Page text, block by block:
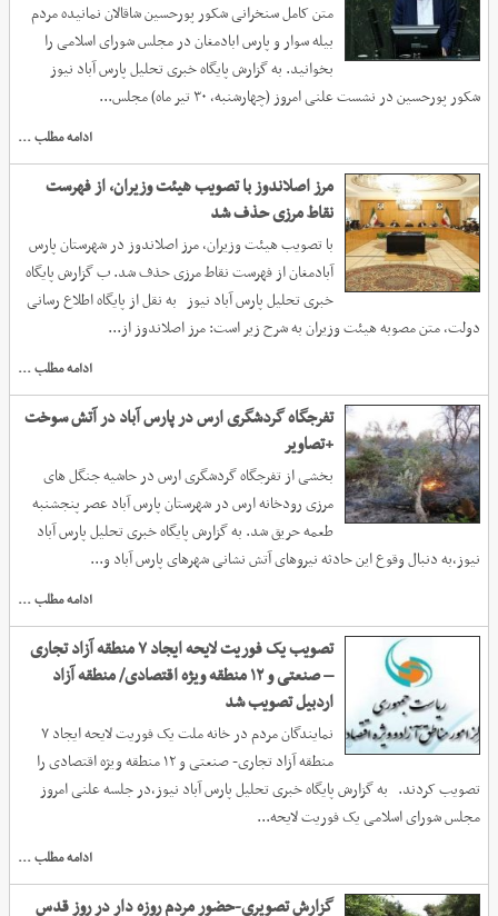
متن کامل سنخرانی شکور پورحسین شاقالان نمانیده مردم
بیله سوار و پارس ابادمغان در مجلس شورای اسلامی را
بخوانید. به گزارش پایگاه خبری تحلیل پارس آباد نیوز
شکور پورحسین در نشست علنی امروز (چهارشنبه، ۳۰ تیر ماه) مجلس...
ادامه مطلب ...
مرز اصلاندوز با تصویب هیئت وزیران، از فهرست
نقاط مرزی حذف شد
با تصویب هیئت وزیران، مرز اصلاندوز در شهرستان پارس
آبادمغان از فهرست نقاط مرزی حذف شد. ب گزارش پایگاه
خبری تحلیل پارس آباد نیوز به نقل از پایگاه اطلاع رسانی
دولت، متن مصوبه هیئت وزیران به شرح زیر است: مرز اصلاندوز از...
ادامه مطلب ...
تفرجگاه گردشگری ارس در پارس آباد در آتش سوخت
+تصاویر
بخشی از تفرجگاه گردشگری ارس در حاشیه جنگل های
مرزی رودخانه ارس در شهرستان پارس آباد عصر پنجشنبه
طعمه حریق شد. به گزارش پایگاه خبری تحلیل پارس آباد
نیوز،به دنبال وقوع این حادثه نیروهای آتش نشانی شهرهای پارس آباد و...
ادامه مطلب ...
تصویب یک فوریت لایحه ایجاد ۷ منطقه آزاد تجاری
– صنعتی و ۱۲ منطقه وی‍ژه اقتصادی/ منطقه آزاد
اردبیل تصویب شد
نمایندگان مردم در خانه ملت یک فوریت لایحه ایجاد ۷
منطقه آزاد تجاری- صنعتی و ۱۲ منطقه وی‍ژه اقتصادی را
تصویب کردند. به گزارش پایگاه خبری تحلیل پارس آباد نیوز،در جلسه علنی امروز
مجلس شورای اسلامی یک فوریت لایحه...
ادامه مطلب ...
گزارش تصویری-حضور مردم روزه دار در روز قدس